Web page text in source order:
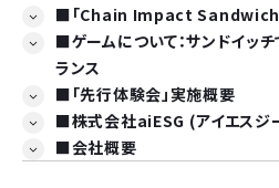
■「Chain Impact Sandwich
■ゲームについて：サンドイッチ
ランス
■「先行体験会」実施概要
■株式会社aiESG (アイエスジ
■会社概要